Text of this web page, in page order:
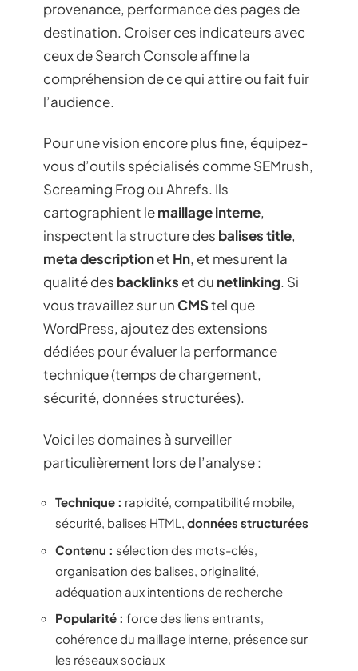
provenance, performance des pages de
destination. Croiser ces indicateurs avec
ceux de Search Console affine la
compréhension de ce qui attire ou fait fuir
l’audience.
Pour une vision encore plus fine, équipez-
vous d’outils spécialisés comme SEMrush,
Screaming Frog ou Ahrefs. Ils
cartographient lemaillage interne,
inspectent la structure des balises title,
meta descriptionet Hn, et mesurent la
qualité des backlinks et du netlinking. Si
vous travaillez sur unCMStel que
WordPress, ajoutez des extensions
dédiées pour évaluer la performance
technique (temps de chargement,
sécurité, données structurées).
Voici les domaines à surveiller
particulièrement lors de l’analyse :
Technique : rapidité, compatibilité mobile,
sécurité, balises HTML, données structurées
Contenu : sélection des mots-clés,
organisation des balises, originalité,
adéquation aux intentions de recherche
Popularité : force des liens entrants,
cohérence du maillage interne, présence sur
les réseaux sociaux